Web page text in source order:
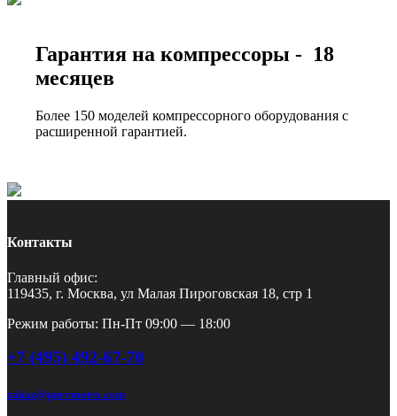
Гарантия на компрессоры - 18
месяцев
Более 150 моделей компрессорного оборудования с
расширенной гарантией.
Контакты
Главный офис:
119435, г. Москва, ул Малая Пироговская 18, стр 1
Режим работы: Пн-Пт 09:00 — 18:00
+7 (495) 492-67-70
zakaz@pnevmotex.com